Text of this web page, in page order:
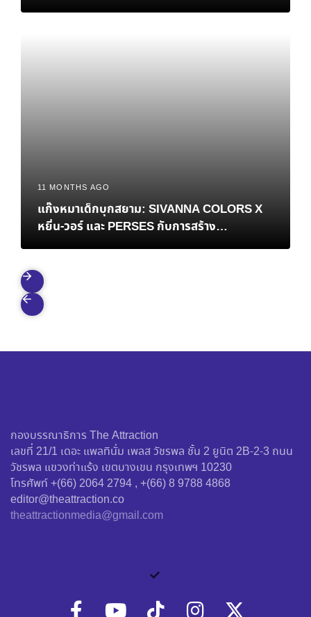
11 MONTHS AGO
แก๊งหมาเด็กบุกสยาม: SIVANNA COLORS X
หยิ่น-วอร์ และ PERSES กับการสร้าง
กองบรรณาธิการ The Attraction
เลขที่ 21/1 เดอะ แพลทินั่ม เพลส วัชรพล ชั้น 2 ยูนิต 2B-2-3 ถนน
วัชรพล แขวงท่าแร้ง เขตบางเขน กรุงเทพฯ 10230
โทรศัพท์ +(66) 2064 2794 , +(66) 8 9788 4868
editor@theattraction.co
theattractionmedia@gmail.com